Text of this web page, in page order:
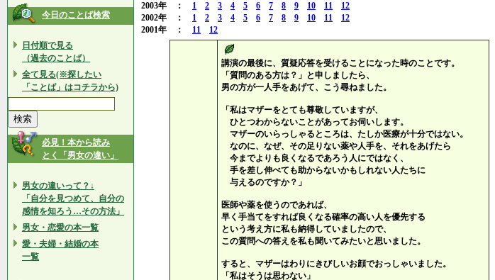
今日のことば検索
日付順で見る
（過去のことば）
全て見る(※探したい
「ことば」はコチラから)
必見！本から読み
とく「男女の違い」
男女の違いって？↓
「自分を見つめて、自分の
感情を知ろう…その方法」
男女・恋愛の本一覧
愛・夫婦・結婚の本
一覧
2003年 ： 1 2 3 4 5 6 7 8 9 10 11
12
2002年 ： 1 2 3 4 5 6 7 8 9 10 11
12
2001年 ： 11 12
講演の最後に、質疑応答を受けることになった時のことです。
「質問のある方は？」と申しましたら、
男の方が一人手をあげて、こう尋ねました。
「私はマザーをとても尊敬していますが、
ひとつわからないことがあってお伺いします。
マザーのいらっしゃるところは、たしか医療が十分ではない。
なのに、なぜ、その足りない薬や人手を、それをあげたら
今までよりも良くなるであろう人にではなく、
手を差し伸べても助からないかもしれない人たちに
与えるのですか？」
医師や薬を使うのであれば、
早く手当てをすれば良くなる確率の高い人を優先する
という考え方に私も納得していましたので、
この質問への答えを私も聞いてみたいと思いました。
すると、マザーはわりにきびしいお顔でおっしゃいました。
「私はそうは思わない」